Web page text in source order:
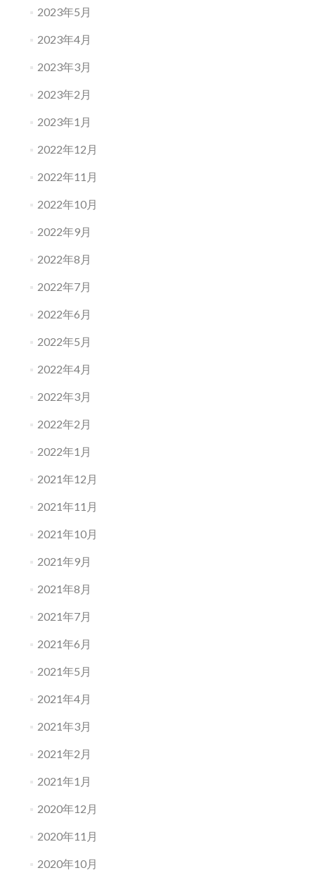
2023年5月
2023年4月
2023年3月
2023年2月
2023年1月
2022年12月
2022年11月
2022年10月
2022年9月
2022年8月
2022年7月
2022年6月
2022年5月
2022年4月
2022年3月
2022年2月
2022年1月
2021年12月
2021年11月
2021年10月
2021年9月
2021年8月
2021年7月
2021年6月
2021年5月
2021年4月
2021年3月
2021年2月
2021年1月
2020年12月
2020年11月
2020年10月